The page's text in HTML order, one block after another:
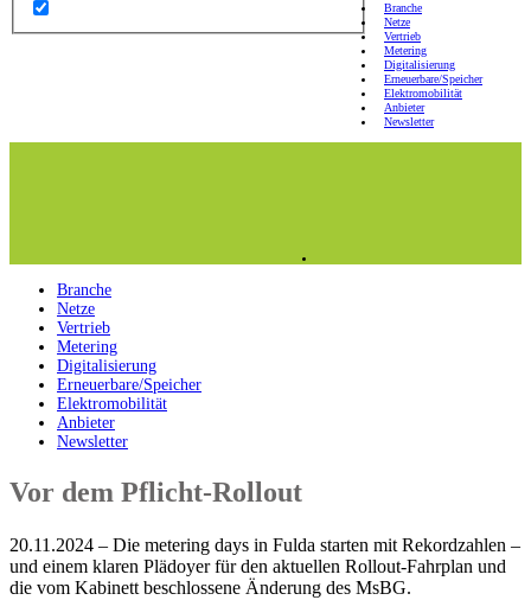
Branche
Netze
Vertrieb
Metering
Digitalisierung
Erneuerbare/Speicher
Elektromobilität
Anbieter
Newsletter
Branche
Netze
Vertrieb
Metering
Digitalisierung
Erneuerbare/Speicher
Elektromobilität
Anbieter
Newsletter
Vor dem Pflicht-Rollout
20.11.2024 – Die metering days in Fulda starten mit Rekordzahlen –
und einem klaren Plädoyer für den aktuellen Rollout-Fahrplan und
die vom Kabinett beschlossene Änderung des MsBG.